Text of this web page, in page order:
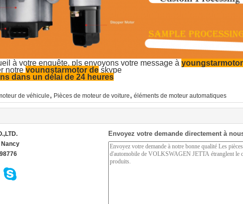
à votre enquête, pls envoyons votre message à
notre youngstarmotor de skype
dans un délai de 24 heures
de véhicule, Pièces de moteur de voiture, éléments de moteur automatiques
Nancy
Envoyez votre demande directement à